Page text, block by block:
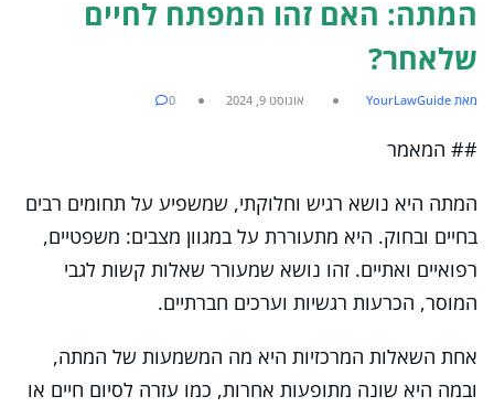
המתה: האם זהו המפתח לחיים
שלאחר?
מאת YourLawGuide אוגוסט 9, 2024 0
## המאמר
המתה היא נושא רגיש וחלוקתי, שמשפיע על תחומים רבים
בחיים ובחוק. היא מתעוררת על במגוון מצבים: משפטיים,
רפואיים ואתיים. זהו נושא שמעורר שאלות קשות לגבי
המוסר, הכרעות רגשיות וערכים חברתיים.
אחת השאלות המרכזיות היא מה המשמעות של המתה,
ובמה היא שונה מתופעות אחרות, כמו עזרה לסיום חיים או